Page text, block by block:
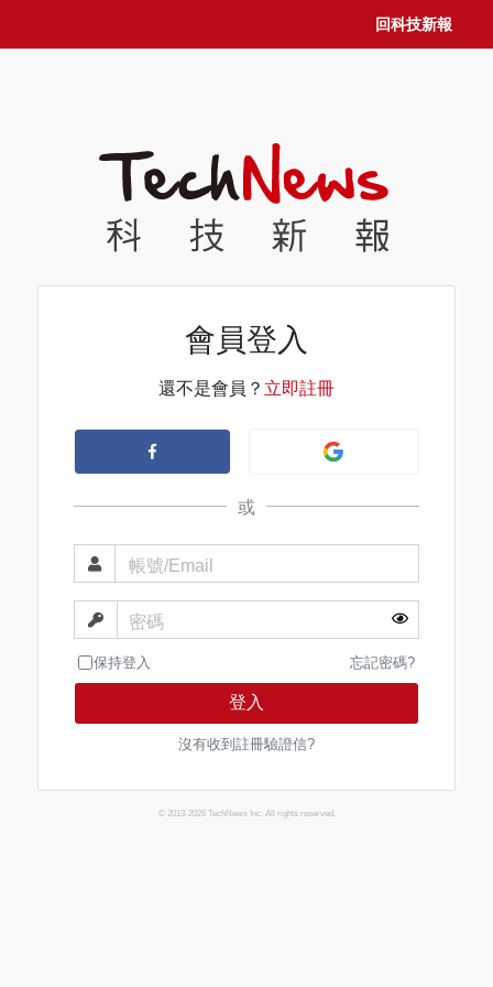
回科技新報
會員登入
還不是會員？ 立即註冊
或
帳號/Email
密碼
保持登入 忘記密碼?
登入
沒有收到註冊驗證信?
© 2013-2026 TechNews Inc. All rights reserved.